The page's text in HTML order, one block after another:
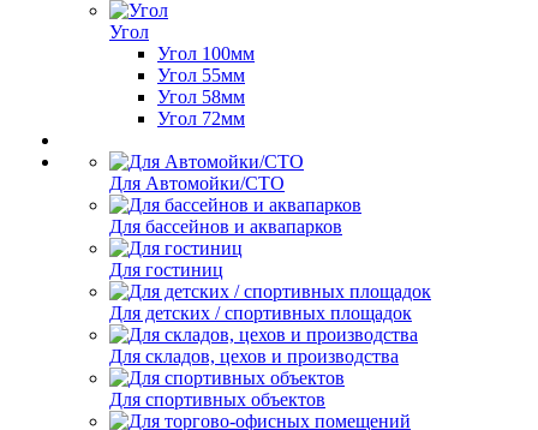
Угол
Угол 100мм
Угол 55мм
Угол 58мм
Угол 72мм
Для Автомойки/СТО
Для бассейнов и аквапарков
Для гостиниц
Для детских / спортивных площадок
Для складов, цехов и производства
Для спортивных объектов